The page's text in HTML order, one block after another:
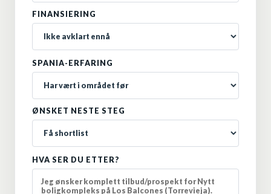
FINANSIERING
SPANIA-ERFARING
ØNSKET NESTE STEG
HVA SER DU ETTER?